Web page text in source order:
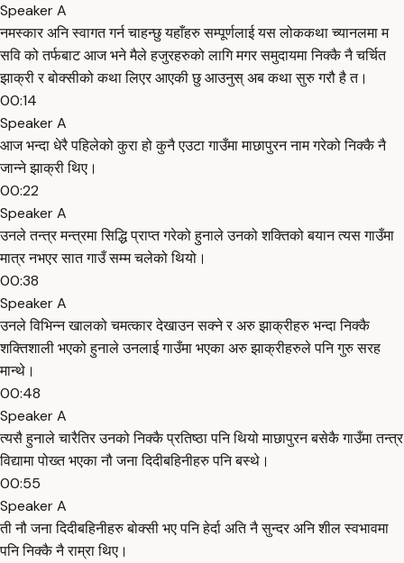
Speaker A
नमस्कार अनि स्वागत गर्न चाहन्छु यहाँहरु सम्पूर्णलाई यस लोककथा च्यानलमा म
सवि को तर्फबाट आज भने मैले हजुरहरुको लागि मगर समुदायमा निक्कै नै चर्चित
झाक्री र बोक्सीको कथा लिएर आएकी छु आउनुस् अब कथा सुरु गरौ है त।
00:14
Speaker A
आज भन्दा धेरै पहिलेको कुरा हो कुनै एउटा गाउँमा माछापुरन नाम गरेको निक्कै नै
जान्ने झाक्री थिए।
00:22
Speaker A
उनले तन्त्र मन्त्रमा सिद्धि प्राप्त गरेको हुनाले उनको शक्तिको बयान त्यस गाउँमा
मात्र नभएर सात गाउँ सम्म चलेको थियो।
00:38
Speaker A
उनले विभिन्न खालको चमत्कार देखाउन सक्ने र अरु झाक्रीहरु भन्दा निक्कै
शक्तिशाली भएको हुनाले उनलाई गाउँमा भएका अरु झाक्रीहरुले पनि गुरु सरह
मान्थे।
00:48
Speaker A
त्यसै हुनाले चारैतिर उनको निक्कै प्रतिष्ठा पनि थियो माछापुरन बसेकै गाउँमा तन्त्र
विद्यामा पोख्त भएका नौ जना दिदीबहिनीहरु पनि बस्थे।
00:55
Speaker A
ती नौ जना दिदीबहिनीहरु बोक्सी भए पनि हेर्दा अति नै सुन्दर अनि शील स्वभावमा
पनि निक्कै नै राम्रा थिए।